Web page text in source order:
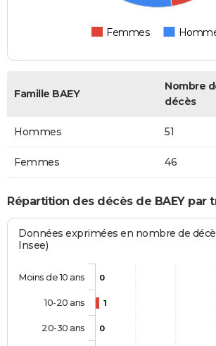
Femmes
Famille BAEY
Nombre
décès
Hommes 51
Femmes 46
Répartition des décès de BAEY par
Données exprimées en nombre de
Insee)
0
1
0
Moins de 10 ans
10-20 ans
20-30 ans